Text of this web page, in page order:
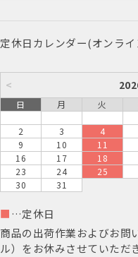
定休日カレンダー(オンラ
<
日 月 火
2
3 4
9
10 11
16
17 18
23
24 25
30
31
■ …定休日
商品の出荷作業およびお問
ル）をお休みさせていただ